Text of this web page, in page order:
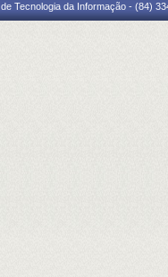
Tecnologia da Informação - (84)